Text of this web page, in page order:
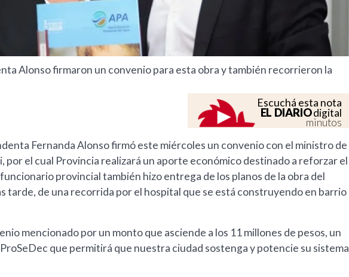
Alonso firmaron un convenio para esta obra y también recorrieron la
Escuchá esta nota
EL DIARIOdigital
minutos
Fernanda Alonso firmó este miércoles un convenio con el ministro de
el cual Provincia realizará un aporte económico destinado a reforzar el
provincial también hizo entrega de los planos de la obra del
tarde, de una recorrida por el hospital que se está construyendo en barrio
mencionado por un monto que asciende a los 11 millones de pesos, un
que permitirá que nuestra ciudad sostenga y potencie su sistema